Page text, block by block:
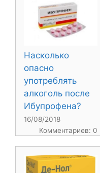
Насколько
опасно
употреблять
алкоголь после
Ибупрофена?
16/08/2018
Комментариев: 0